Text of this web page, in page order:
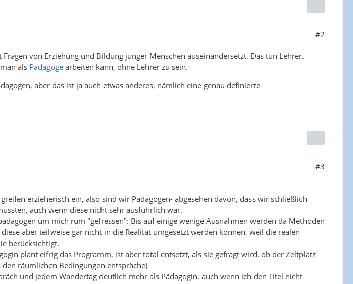
#2
von Erziehung und Bildung junger Menschen auseinandersetzt. Das tun Lehrer.
als Pädagoge arbeiten kann, ohne Lehrer zu sein.
aber das ist ja auch etwas anderes, nämlich eine genau definierte
#3
erzieherisch ein, also sind wir Pädagogen- abgesehen davon, dass wir schließlich
auch wenn diese nicht sehr ausführlich war.
um mich rum "gefressen": Bis auf einige wenige Ausnahmen werden da Methoden
aber teilweise gar nicht in die Realität umgesetzt werden können, weil die realen
berücksichtigt.
plant eifrig das Programm, ist aber total entsetzt, als sie gefragt wird, ob der Zeltplatz
räumlichen Bedingungen entspräche)
und jedem Wandertag deutlich mehr als Pädagogin, auch wenn ich den Titel nicht